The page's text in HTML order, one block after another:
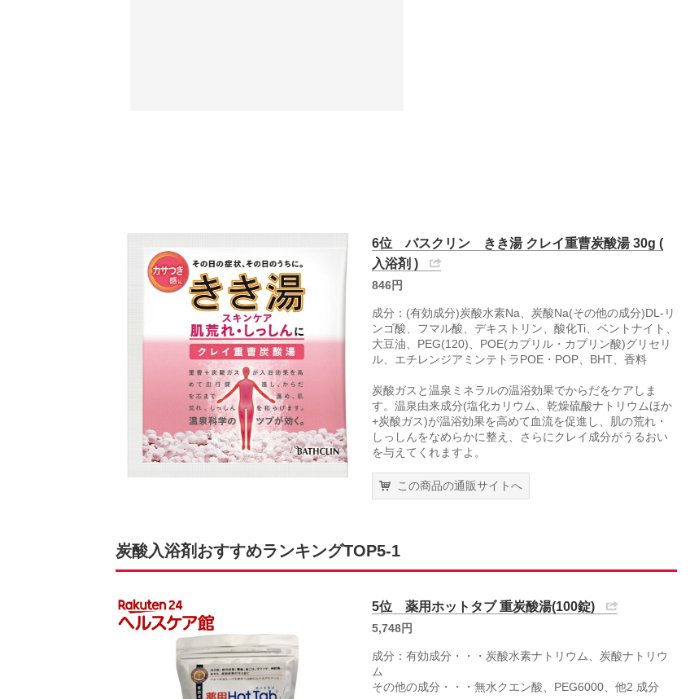
6位 バスクリン きき湯 クレイ重曹炭酸湯 30g (
入浴剤 )
846円
成分：(有効成分)炭酸水素Na、炭酸Na(その他の成分)DL-リ
ンゴ酸、フマル酸、デキストリン、酸化Ti、ベントナイト、
大豆油、PEG(120)、POE(カプリル・カプリン酸)グリセリ
ル、エチレンジアミンテトラPOE・POP、BHT、香料
炭酸ガスと温泉ミネラルの温浴効果でからだをケアしま
す。温泉由来成分(塩化カリウム、乾燥硫酸ナトリウムほか
+炭酸ガス)が温浴効果を高めて血流を促進し、肌の荒れ・
しっしんをなめらかに整え、さらにクレイ成分がうるおい
を与えてくれますよ。
この商品の通販サイトへ
炭酸入浴剤おすすめランキングTOP5-1
5位 薬用ホットタブ 重炭酸湯(100錠)
5,748円
成分：有効成分・・・炭酸水素ナトリウム、炭酸ナトリウ
ム
その他の成分・・・無水クエン酸、PEG6000、他2 成分